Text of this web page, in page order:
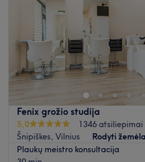
Penktadienis
Šeštadienis
Sekmadienis
Palepinkite savo plaukus
Rėzgė salone, įsikūrusiame Vilniuje,
atstumu nuo Ozo parko. Plaukų
plaukų dažymas - tai tik kelios šios
meistrės siūlomų paslaugų.
Artimiausias viešasis transportas:
Name on. Violete Rėzgė galima
autobusais nr. 2, 2G, 7, 8, 9, 24, 25,
Fenix grožio studija
5,0
1346 atsiliepimai
Šnipiškes, Vilnius
Rodyti
Plaukų meistro konsultacija